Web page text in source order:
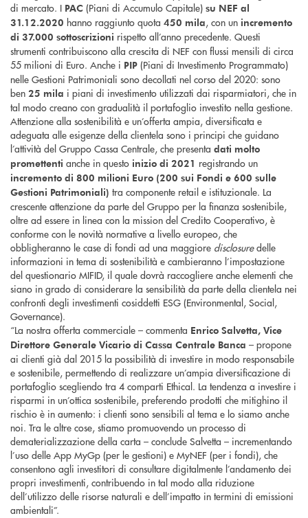
di mercato. I PAC (Piani di Accumulo Capitale) su NEF al
31.12.2020 hanno raggiunto quota 450 mila, con un incremento
di 37.000 sottoscrizioni rispetto all’anno precedente. Questi
strumenti contribuiscono alla crescita di NEF con flussi mensili di circa
55 milioni di Euro. Anche i PIP (Piani di Investimento Programmato)
nelle Gestioni Patrimoniali sono decollati nel corso del 2020: sono
ben 25 mila i piani di investimento utilizzati dai risparmiatori, che in
tal modo creano con gradualità il portafoglio investito nella gestione.
Attenzione alla sostenibilità e un’offerta ampia, diversificata e
adeguata alle esigenze della clientela sono i principi che guidano
l’attività del Gruppo Cassa Centrale, che presenta dati molto
promettenti anche in questo inizio di 2021 registrando un
incremento di 800 milioni Euro (200 sui Fondi e 600 sulle
Gestioni Patrimoniali) tra componente retail e istituzionale. La
crescente attenzione da parte del Gruppo per la finanza sostenibile,
oltre ad essere in linea con la mission del Credito Cooperativo, è
conforme con le novità normative a livello europeo, che
obbligheranno le case di fondi ad una maggiore disclosuredelle
informazioni in tema di sostenibilità e cambieranno l’impostazione
del questionario MIFID, il quale dovrà raccogliere anche elementi che
siano in grado di considerare la sensibilità da parte della clientela nei
confronti degli investimenti cosiddetti ESG (Environmental, Social,
Governance).
“La nostra offerta commerciale – commenta Enrico Salvetta, Vice
Direttore Generale Vicario di Cassa Centrale Banca – propone
ai clienti già dal 2015 la possibilità di investire in modo responsabile
e sostenibile, permettendo di realizzare un’ampia diversificazione di
portafoglio scegliendo tra 4 comparti Ethical. La tendenza a investire i
risparmi in un’ottica sostenibile, preferendo prodotti che mitighino il
rischio è in aumento: i clienti sono sensibili al tema e lo siamo anche
noi. Tra le altre cose, stiamo promuovendo un processo di
dematerializzazione della carta – conclude Salvetta – incrementando
l’uso delle App MyGp (per le gestioni) e MyNEF (per i fondi), che
consentono agli investitori di consultare digitalmente l’andamento dei
propri investimenti, contribuendo in tal modo alla riduzione
dell’utilizzo delle risorse naturali e dell’impatto in termini di emissioni
ambientali”.